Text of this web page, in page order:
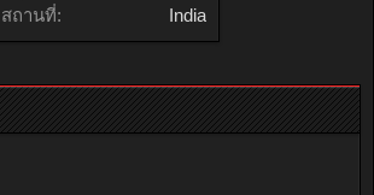
สถานที่:
India